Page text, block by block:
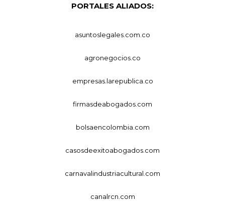
PORTALES ALIADOS:
asuntoslegales.com.co
agronegocios.co
empresas.larepublica.co
firmasdeabogados.com
bolsaencolombia.com
casosdeexitoabogados.com
carnavalindustriacultural.com
canalrcn.com